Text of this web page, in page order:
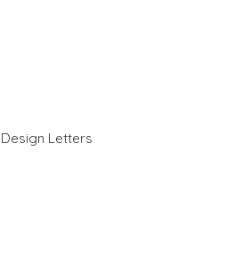
Design Letters